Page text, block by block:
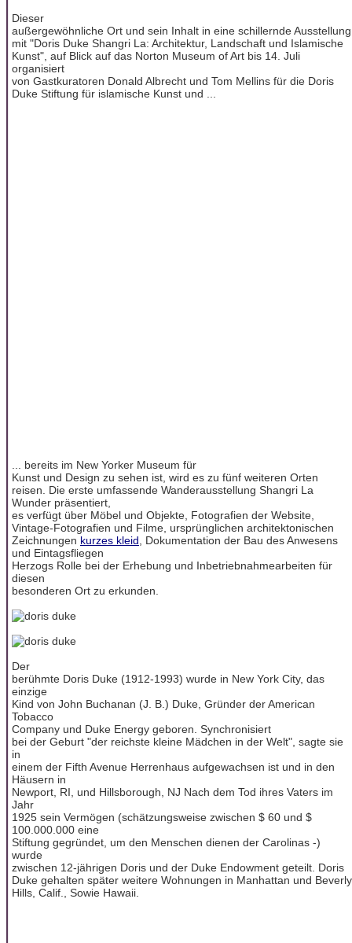
Dieser
außergewöhnliche Ort und sein Inhalt in eine schillernde Ausstellung
mit "Doris Duke Shangri La: Architektur, Landschaft und Islamische
Kunst", auf Blick auf das Norton Museum of Art bis 14. Juli
organisiert
von Gastkuratoren Donald Albrecht und Tom Mellins für die Doris
Duke Stiftung für islamische Kunst und ...
... bereits im New Yorker Museum für
Kunst und Design zu sehen ist, wird es zu fünf weiteren Orten
reisen. Die erste umfassende Wanderausstellung Shangri La
Wunder präsentiert,
es verfügt über Möbel und Objekte, Fotografien der Website,
Vintage-Fotografien und Filme, ursprünglichen architektonischen
Zeichnungen kurzes kleid , Dokumentation der Bau des Anwesens
und Eintagsfliegen
Herzogs Rolle bei der Erhebung und Inbetriebnahmearbeiten für
diesen
besonderen Ort zu erkunden.
Der
berühmte Doris Duke (1912-1993) wurde in New York City, das
einzige
Kind von John Buchanan (J. B.) Duke, Gründer der American
Tobacco
Company und Duke Energy geboren. Synchronisiert
bei der Geburt "der reichste kleine Mädchen in der Welt", sagte sie
in
einem der Fifth Avenue Herrenhaus aufgewachsen ist und in den
Häusern in
Newport, RI, und Hillsborough, NJ Nach dem Tod ihres Vaters im
Jahr
1925 sein Vermögen (schätzungsweise zwischen $ 60 und $
100.000.000 eine
Stiftung gegründet, um den Menschen dienen der Carolinas -)
wurde
zwischen 12-jährigen Doris und der Duke Endowment geteilt. Doris
Duke gehalten später weitere Wohnungen in Manhattan und Beverly
Hills, Calif., Sowie Hawaii.